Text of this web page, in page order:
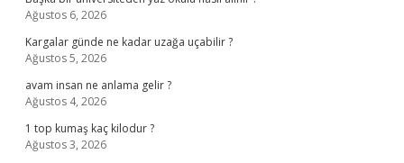
Ağustos 6, 2026
Kargalar günde ne kadar uzağa uçabilir ?
Ağustos 5, 2026
avam insan ne anlama gelir ?
Ağustos 4, 2026
1 top kumaş kaç kilodur ?
Ağustos 3, 2026